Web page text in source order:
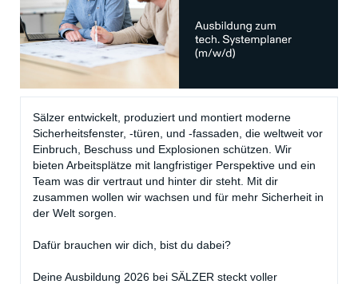
(m/w/d)
Sälzer entwickelt, produziert und montiert moderne
Sicherheitsfenster, -türen, und -fassaden, die weltweit vor
Einbruch, Beschuss und Explosionen schützen. Wir
bieten Arbeitsplätze mit langfristiger Perspektive und ein
Team was dir vertraut und hinter dir steht. Mit dir
zusammen wollen wir wachsen und für mehr Sicherheit in
der Welt sorgen.
Dafür brauchen wir dich, bist du dabei?
Deine Ausbildung 2026 bei SÄLZER steckt voller